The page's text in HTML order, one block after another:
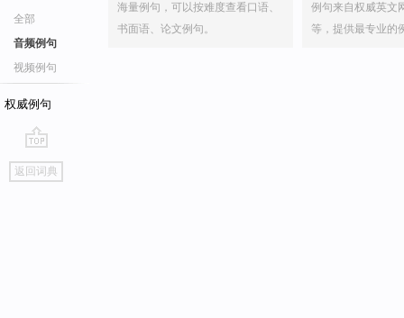
全部
音频例句
视频例句
权威例句
go
top
返回词典
海量例句，可以按难度查看口语、
书面语、论文例句。
例句来自权威英文
等，提供最专业的